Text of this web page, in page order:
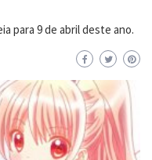
para 9 de abril deste ano.